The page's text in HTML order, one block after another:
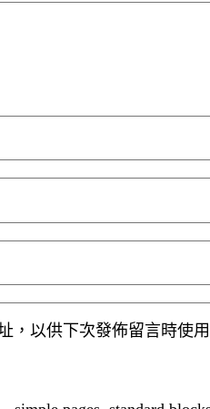
，以供下次發佈留言時使用